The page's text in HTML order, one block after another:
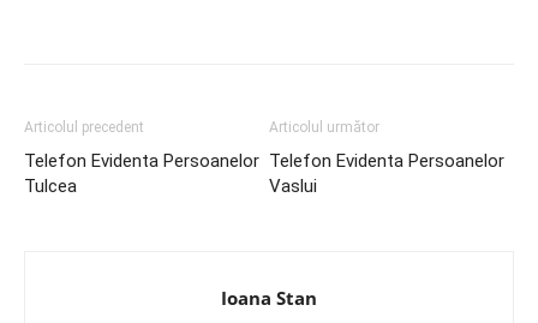
Articolul precedent
Telefon Evidenta Persoanelor
Tulcea
Articolul următor
Telefon Evidenta Persoanelor
Vaslui
Ioana Stan